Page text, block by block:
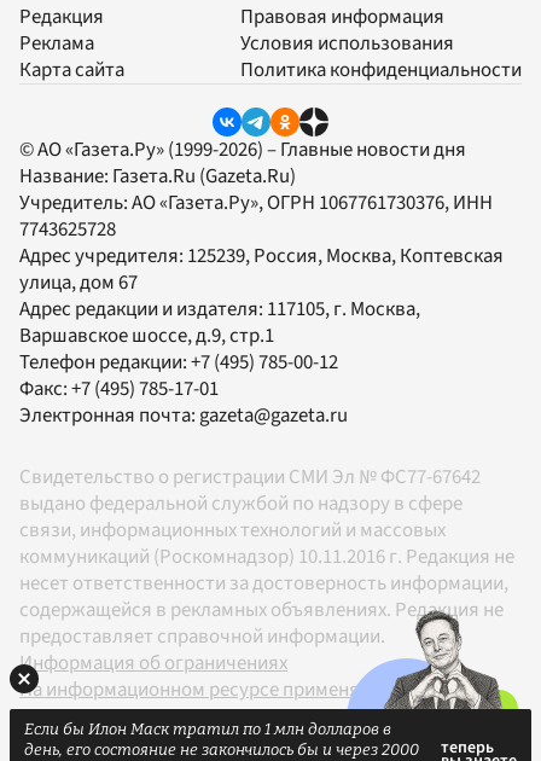
Редакция
Реклама
Карта сайта
Правовая информация
Условия использования
Политика конфиденциальности
© АО «Газета.Ру» (1999-2026) – Главные новости дня
Название: Газета.Ru (Gazeta.Ru)
Учредитель:АО «Газета.Ру», ОГРН 1067761730376, ИНН
7743625728
Адрес учредителя: 125239, Россия, Москва, Коптевская
улица, дом 67
Адрес редакции и издателя: 117105, г. Москва,
Варшавское шоссе, д.9, стр.1
Телефон редакции:+7 (495) 785-00-12
Факс:+7 (495) 785-17-01
Электронная почта:gazeta@gazeta.ru
Свидетельство о регистрации СМИ Эл № ФС77-67642
выдано федеральной службой по надзору в сфере
связи, информационных технологий и массовых
коммуникаций (Роскомнадзор) 10.11.2016 г. Редакция не
несет ответственности за достоверность информации,
содержащейся в рекламных объявлениях. Редакция не
предоставляет справочной информации.
Информация об ограничениях
На информационном ресурсе применяются
рекомендательные технологии в соответствии с
Правилами
Если бы Илон Маск тратил по 1 млн долларов в
день, его состояние не закончилось бы и через 2000